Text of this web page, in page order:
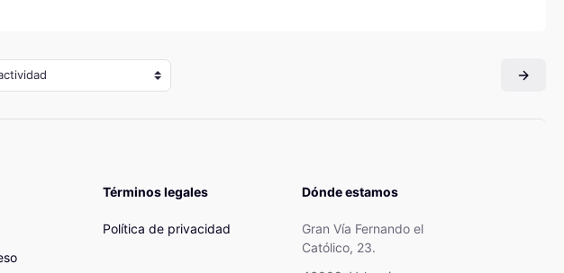
Términos legales
Política de privacidad
Dónde estamos
Gran Vía Fernando el
Católico, 23.